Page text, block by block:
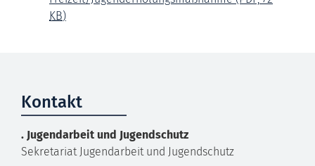
KB)
Kontakt
. Jugendarbeit und Jugendschutz
Sekretariat Jugendarbeit und Jugendschutz